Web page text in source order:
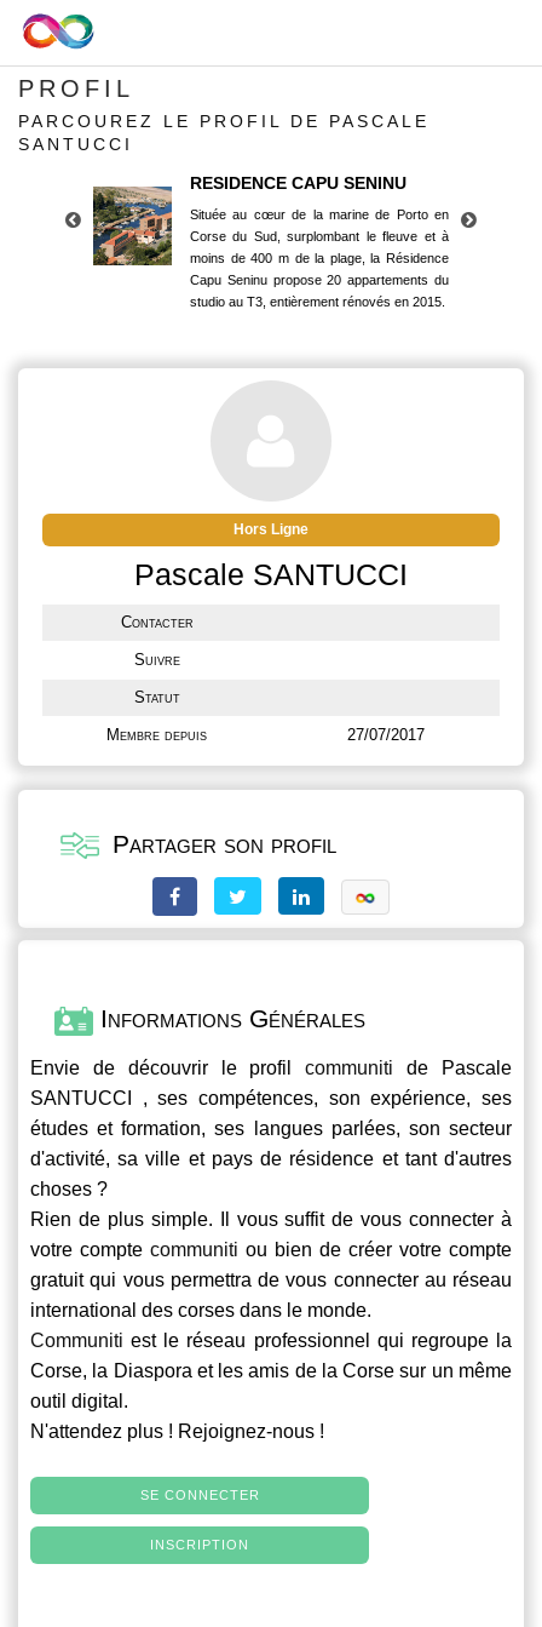
PROFIL
PARCOUREZ LE PROFIL DE PASCALE
SANTUCCI
RESIDENCE CAPU SENINU
Située au cœur de la marine de Porto en
Corse du Sud, surplombant le fleuve et à
moins de 400 m de la plage, la Résidence
Capu Seninu propose 20 appartements du
studio au T3, entièrement rénovés en 2015.
Corse du Sud, surplombant le fleuve et à
moins de 400 m de la plage, la Résidence
Capu Seninu propose 20 appartements du
studio au T3, entièrement rénovés en 2015.
Hors Ligne
Pascale SANTUCCI
Contacter
Suivre
Statut
Membre depuis 27/07/2017
Partager son profil
Informations Générales
Envie de découvrir le profilcommuniti de Pascale
SANTUCCI , ses compétences, son expérience, ses
études et formation, ses langues parlées, son secteur
d'activité, sa ville et pays de résidence et tant d'autres
choses ?
Rien de plus simple. Il vous suffit de vous connecter à
votre compte communiti ou bien de créer votre compte
gratuit qui vous permettra de vous connecter au réseau
international des corses dans le monde.
Communiti est le réseau professionnel qui regroupe la
Corse, la Diaspora et les amis de la Corse sur un même
outil digital.
N'attendez plus ! Rejoignez-nous !
SE CONNECTER
INSCRIPTION